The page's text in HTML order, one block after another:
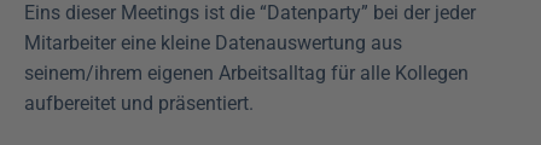
Eins dieser Meetings ist die “Datenparty” bei der jeder
Mitarbeiter eine kleine Datenauswertung aus
seinem/ihrem eigenen Arbeitsalltag für alle Kollegen
aufbereitet und präsentiert.